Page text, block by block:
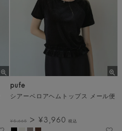
pufe
シアーベロアヘムトップス メール便
¥5,665 ¥3,960 税込